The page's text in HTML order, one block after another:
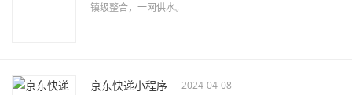
镇级整合，一网供水。
京东快递小程序
2024-04-08